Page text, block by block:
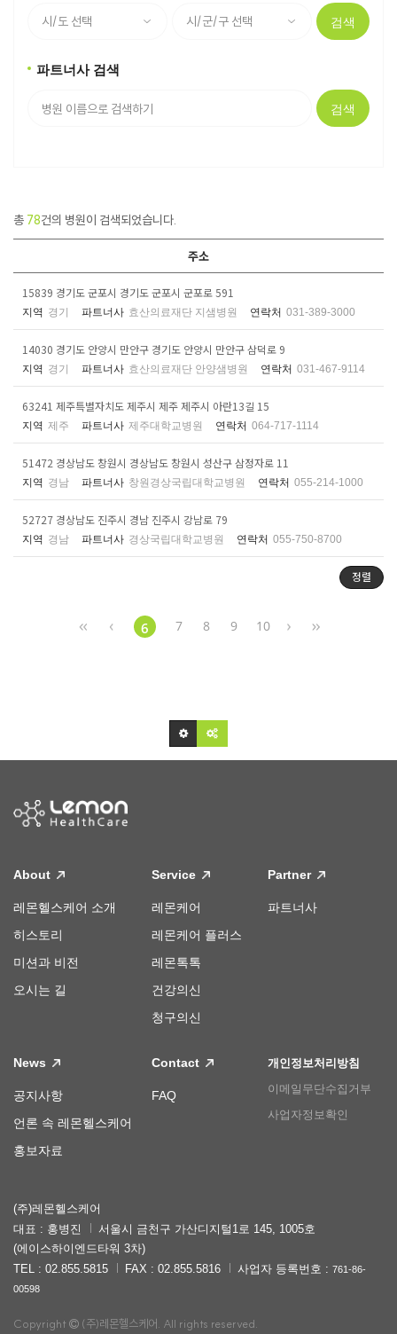
검색
파트너사 검색
검색
총 78건의 병원이 검색되었습니다.
주소
15839 경기도 군포시 경기도 군포시 군포로 591
지역 경기 파트너사 효산의료재단 지샘병원 연락처 031-389-3000
14030 경기도 안양시 만안구 경기도 안양시 만안구 삼덕로 9
지역 경기 파트너사 효산의료재단 안양샘병원 연락처 031-467-9114
63241 제주특별자치도 제주시 제주 제주시 아란13길 15
지역 제주 파트너사 제주대학교병원 연락처 064-717-1114
51472 경상남도 창원시 경상남도 창원시 성산구 삼정자로 11
지역 경남 파트너사 창원경상국립대학교병원 연락처 055-214-1000
52727 경상남도 진주시 경남 진주시 강남로 79
지역 경남 파트너사 경상국립대학교병원 연락처 055-750-8700
정렬
6 7 8 9 10
About
레몬헬스케어 소개
히스토리
미션과 비전
오시는 길
Service
레몬케어
레몬케어 플러스
레몬톡톡
건강의신
청구의신
Partner
파트너사
News
공지사항
언론 속 레몬헬스케어
홍보자료
Contact
FAQ
개인정보처리방침
이메일무단수집거부
사업자정보확인
(주)레몬헬스케어
대표 : 홍병진
서울시 금천구 가산디지털1로 145, 1005호
(에이스하이엔드타워 3차)
TEL : 02.855.5815
FAX : 02.855.5816 사업자 등록번호 : 761-86-
00598
Copyright (주)레몬헬스케어. All rights reserved.